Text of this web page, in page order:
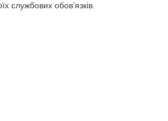
службових обов’язків.